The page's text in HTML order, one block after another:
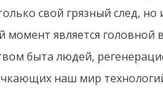
свой грязный след,
момент является
быта людей,
наш мир